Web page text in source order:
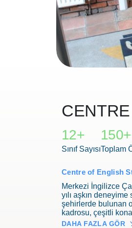
12+
Sınıf Sayısı
150+
Toplam
Centre of English
Merkezi İngilizce
yılı aşkın
şehirlerde bulunan
kadrosu, çeşitli
hizmet anlayışı ile
DAHA FAZLA GÖR